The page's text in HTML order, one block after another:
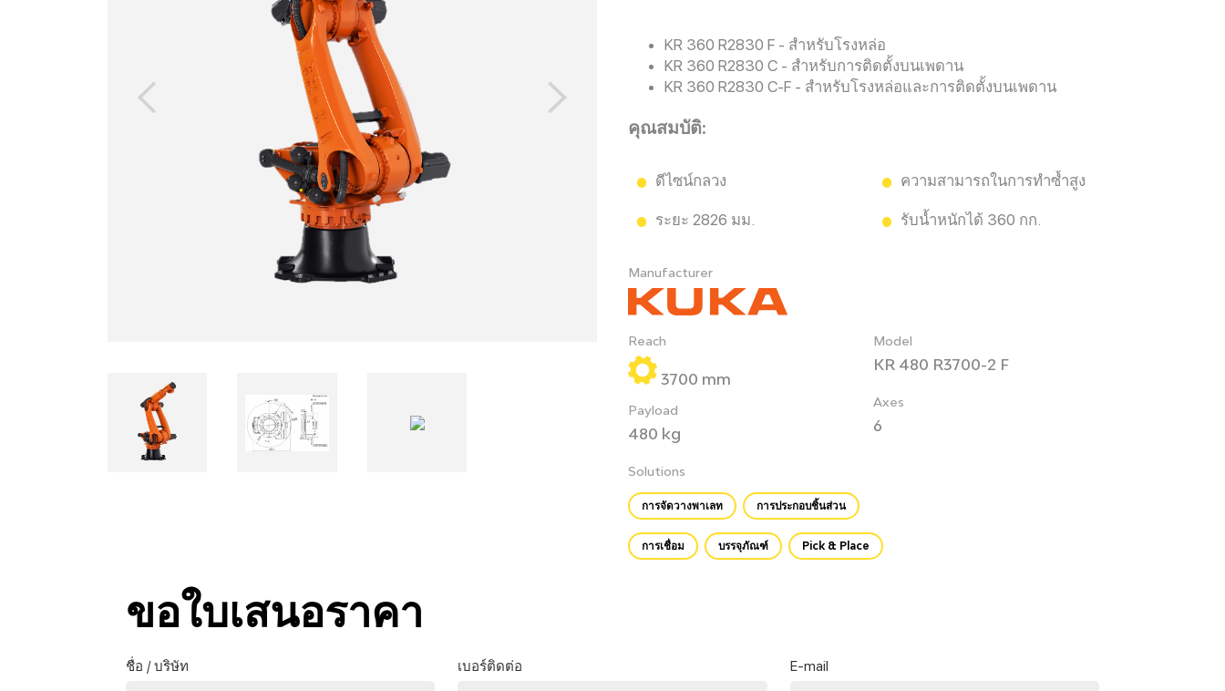
KR 360 R2830 F - สำหรับโรงหล่อ
KR 360 R2830 C - สำหรับการติดตั้งบนเพดาน
KR 360 R2830 C-F - สำหรับโรงหล่อและการติดตั้งบนเพดาน
คุณสมบัติ:
ดีไซน์กลวง
ระยะ 2826 มม.
ความสามารถในการทำซ้ำสูง
รับน้ำหนักได้ 360 กก.
Manufacturer
Reach
3700 mm
Payload
480 kg
Model
KR 480 R3700-2 F
Axes
6
Solutions
การจัดวางพาเลท การประกอบชิ้นส่วน
การเชื่อม บรรจุภัณฑ์ Pick & Place
ขอใบเสนอราคา
ชื่อ / บริษัท เบอร์ติดต่อ E-mail